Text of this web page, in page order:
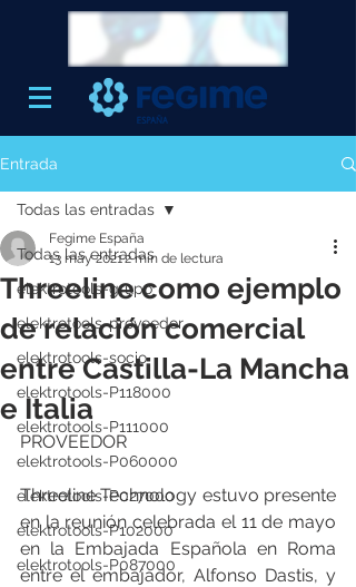
Entrada
Todas las entradas
elektrotools-grupo
elektrotools-proveedor
elektrotools-socio
elektrotools-P118000
elektrotools-P111000
elektrotools-P060000
elektrotools-P027000
elektrotools-P102000
elektrotools-P087000
Todas las entradas
Threeline como ejemplo
de relación comercial
entre Castilla-La Mancha
e Italia
Fegime España
13 may 20212 min de lectura
PROVEEDOR
Threeline Technology estuvo presente
en la reunión celebrada el 11 de mayo
en la Embajada Española en Roma
entre el embajador, Alfonso Dastis, y